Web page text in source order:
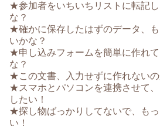
★参加者をいちいちリストに転記
な？
★確かに保存したはずのデータ、
いかな？
★申し込みフォームを簡単に作れ
な？
★この文書、入力せずに作れないの
★スマホとパソコンを連携させて
したい！
★探し物ばっかりしてないで、も
い！